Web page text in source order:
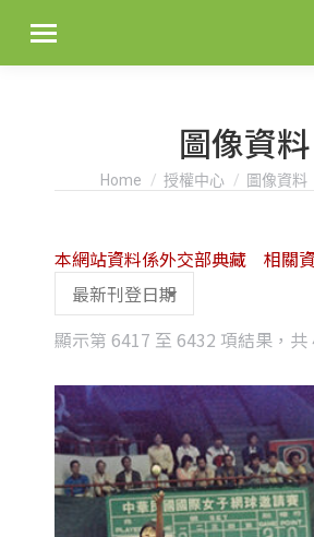
圖像資料
You are here:
Home 授權中心 圖像資料
顯示第 6417 至 6432 項結果，共
本網站資料係外交部典藏 相關